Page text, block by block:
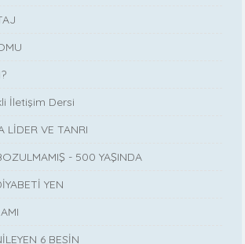
İletişim Dersi
LİDER VE TANRI
- 500 YAŞINDA
YEN
6 BESİN